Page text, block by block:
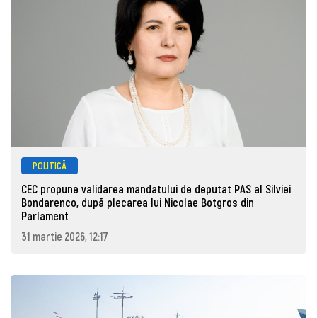
POLITICĂ
CEC propune validarea mandatului de deputat PAS al Silviei
Bondarenco, după plecarea lui Nicolae Botgros din
Parlament
31 martie 2026, 12:17